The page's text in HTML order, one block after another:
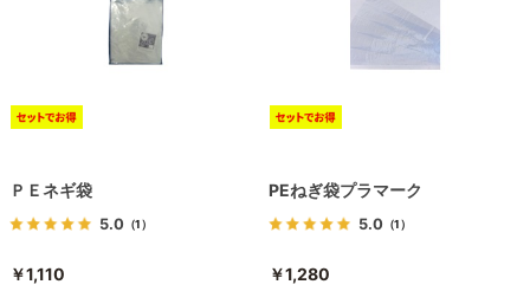
ＰＥネギ袋
5.0 （1）
￥1,110
PEねぎ袋プラマーク
5.0 （1）
￥1,280